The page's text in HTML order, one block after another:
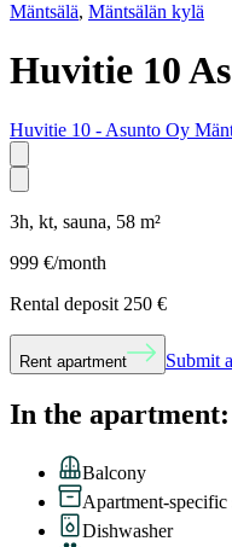
Mäntsälä, Mäntsälän kylä
Huvitie 10
Huvitie 10 - Asunto Oy
3h, kt, sauna, 58 m²
999 €/month
Rental deposit 250 €
Rent apartment Submit
In the apartment:
Balcony
Apartment-specific
Dishwasher